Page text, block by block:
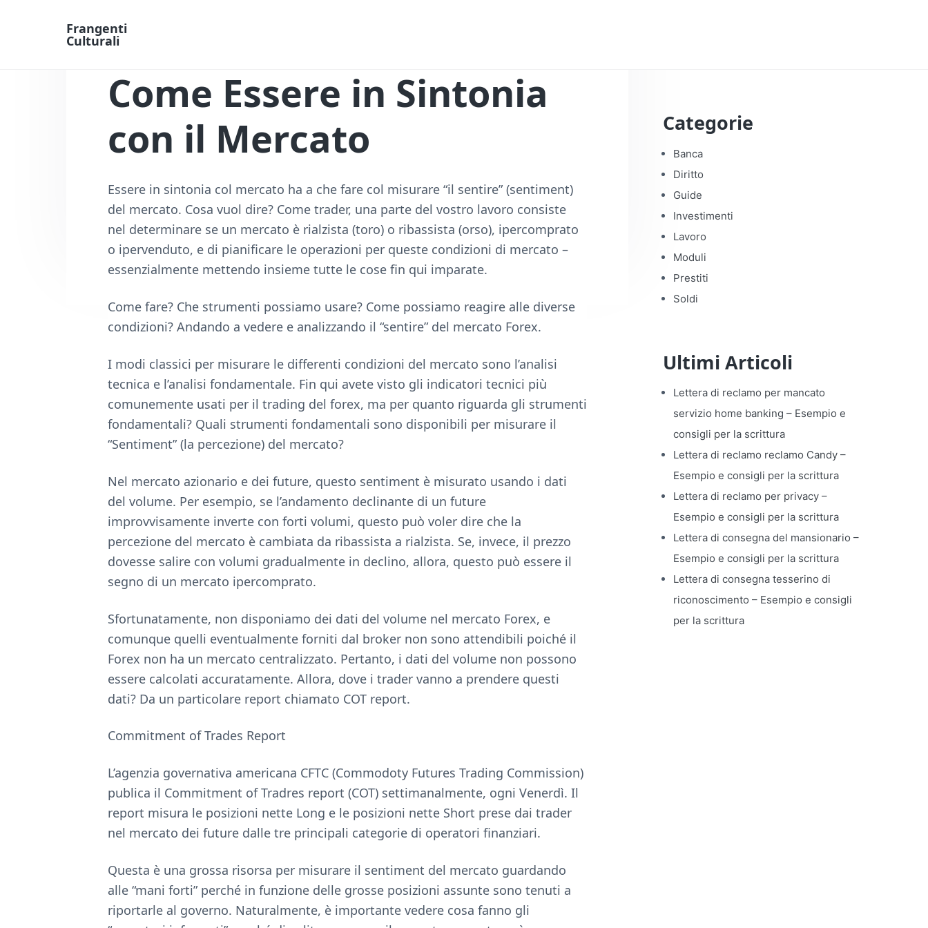
Frangenti
Culturali
Come Essere in Sintonia
con il Mercato
Essere in sintonia col mercato ha a che fare col misurare “il sentire” (sentiment)
del mercato. Cosa vuol dire? Come trader, una parte del vostro lavoro consiste
nel determinare se un mercato è rialzista (toro) o ribassista (orso), ipercomprato
o ipervenduto, e di pianificare le operazioni per queste condizioni di mercato –
essenzialmente mettendo insieme tutte le cose fin qui imparate.
Come fare? Che strumenti possiamo usare? Come possiamo reagire alle diverse
condizioni? Andando a vedere e analizzando il “sentire” del mercato Forex.
I modi classici per misurare le differenti condizioni del mercato sono l’analisi
tecnica e l’analisi fondamentale. Fin qui avete visto gli indicatori tecnici più
comunemente usati per il trading del forex, ma per quanto riguarda gli strumenti
fondamentali? Quali strumenti fondamentali sono disponibili per misurare il
“Sentiment” (la percezione) del mercato?
Nel mercato azionario e dei future, questo sentiment è misurato usando i dati
del volume. Per esempio, se l’andamento declinante di un future
improvvisamente inverte con forti volumi, questo può voler dire che la
percezione del mercato è cambiata da ribassista a rialzista. Se, invece, il prezzo
dovesse salire con volumi gradualmente in declino, allora, questo può essere il
segno di un mercato ipercomprato.
Sfortunatamente, non disponiamo dei dati del volume nel mercato Forex, e
comunque quelli eventualmente forniti dal broker non sono attendibili poiché il
Forex non ha un mercato centralizzato. Pertanto, i dati del volume non possono
essere calcolati accuratamente. Allora, dove i trader vanno a prendere questi
dati? Da un particolare report chiamato COT report.
Commitment of Trades Report
L’agenzia governativa americana CFTC (Commodoty Futures Trading Commission)
publica il Commitment of Tradres report (COT) settimanalmente, ogni Venerdì. Il
report misura le posizioni nette Long e le posizioni nette Short prese dai trader
nel mercato dei future dalle tre principali categorie di operatori finanziari.
Questa è una grossa risorsa per misurare il sentiment del mercato guardando
alle “mani forti” perché in funzione delle grosse posizioni assunte sono tenuti a
riportarle al governo. Naturalmente, è importante vedere cosa fanno gli
Categorie
Banca
Diritto
Guide
Investimenti
Lavoro
Moduli
Prestiti
Soldi
Ultimi Articoli
Lettera di reclamo per mancato
servizio home banking​ – Esempio e
consigli per la scrittura
Lettera di reclamo reclamo Candy​ –
Esempio e consigli per la scrittura
Lettera di reclamo per privacy​ –
Esempio e consigli per la scrittura
Lettera di consegna del mansionario​ –
Esempio e consigli per la scrittura
Lettera di consegna tesserino di
riconoscimento​ – Esempio e consigli
per la scrittura